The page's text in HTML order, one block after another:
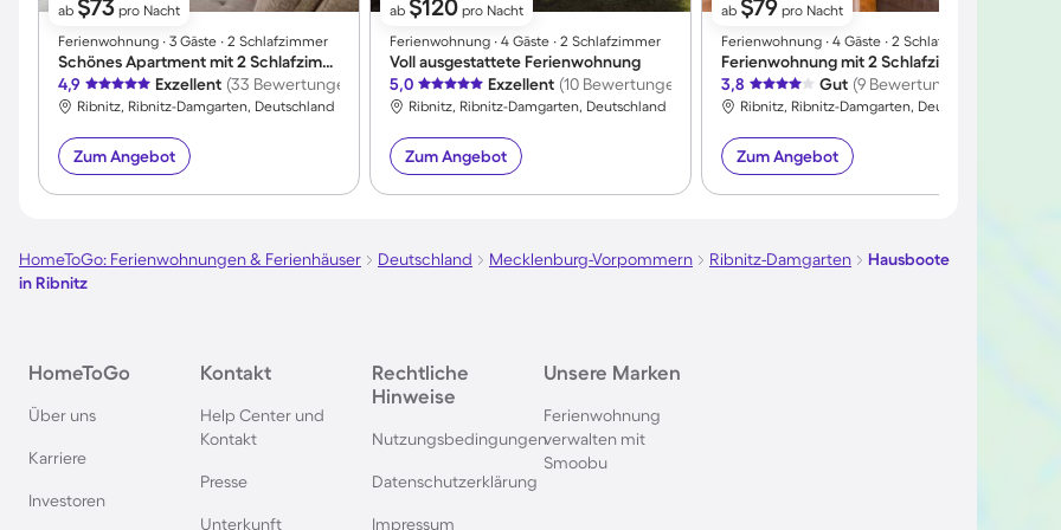
ab $73 pro Nacht
Ferienwohnung ∙ 3 Gäste ∙ 2 Schlafzimmer
Schönes Apartment mit 2 Schlafzimmern für 3 Personen
4,9
Exzellent (33 Bewertungen)
Ribnitz, Ribnitz-Damgarten, Deutschland
Zum Angebot
ab $120 pro Nacht
Ferienwohnung ∙ 4 Gäste ∙ 2 Schlafzimmer
Voll ausgestattete Ferienwohnung
5,0
Exzellent (10 Bewertungen)
Ribnitz, Ribnitz-Damgarten, Deutschland
Zum Angebot
ab $79 pro Nacht
Ferienwohnung ∙ 4 Gäste ∙ 2 Schlafzimmer
3,8
Gut (9 Bewertungen)
Ribnitz, Ribnitz-Damgarten, Deutschland
Zum Angebot
HomeToGo: Ferienwohnungen & Ferienhäuser Deutschland Mecklenburg-Vorpommern Ribnitz-Damgarten
Hausboote
in Ribnitz
HomeToGo
Über uns
Karriere
Investoren
Kontakt
Help Center und
Kontakt
Presse
Unterkunft
Rechtliche
Hinweise
Nutzungsbedingungen
Datenschutzerklärung
Impressum
Unsere Marken
Ferienwohnung
verwalten mit
Smoobu